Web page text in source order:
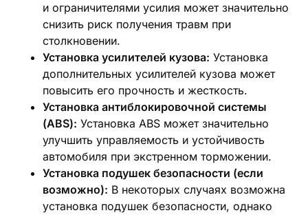
и ограничителями усилия может значительно
снизить риск получения травм при
столкновении.
Установка усилителей кузова: Установка
дополнительных усилителей кузова может
повысить его прочность и жесткость.
Установка антиблокировочной системы
(ABS): Установка ABS может значительно
улучшить управляемость и устойчивость
автомобиля при экстренном торможении.
Установка подушек безопасности (если
возможно): В некоторых случаях возможна
установка подушек безопасности, однако